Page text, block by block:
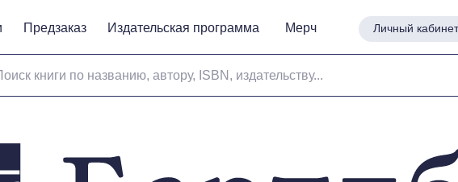
Личный кабинет
книги по названию, автору, ISBN, издательству...
Предзаказ Издательская программа Мерч Личный кабинет
Предзаказ Издательская программа Мерч